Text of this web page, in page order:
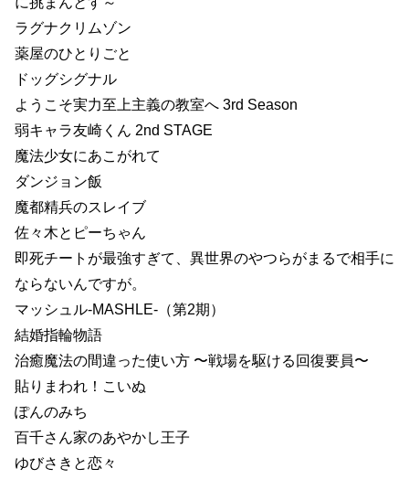
ラグナクリムゾン
薬屋のひとりごと
ドッグシグナル
ようこそ実力至上主義の教室へ 3rd Season
弱キャラ友崎くん 2nd STAGE
魔法少女にあこがれて
ダンジョン飯
魔都精兵のスレイブ
佐々木とピーちゃん
即死チートが最強すぎて、異世界のやつらがまるで相手に
ならないんですが。
マッシュル-MASHLE-（第2期）
結婚指輪物語
治癒魔法の間違った使い方 〜戦場を駆ける回復要員〜
貼りまわれ！こいぬ
ぽんのみち
百千さん家のあやかし王子
ゆびさきと恋々